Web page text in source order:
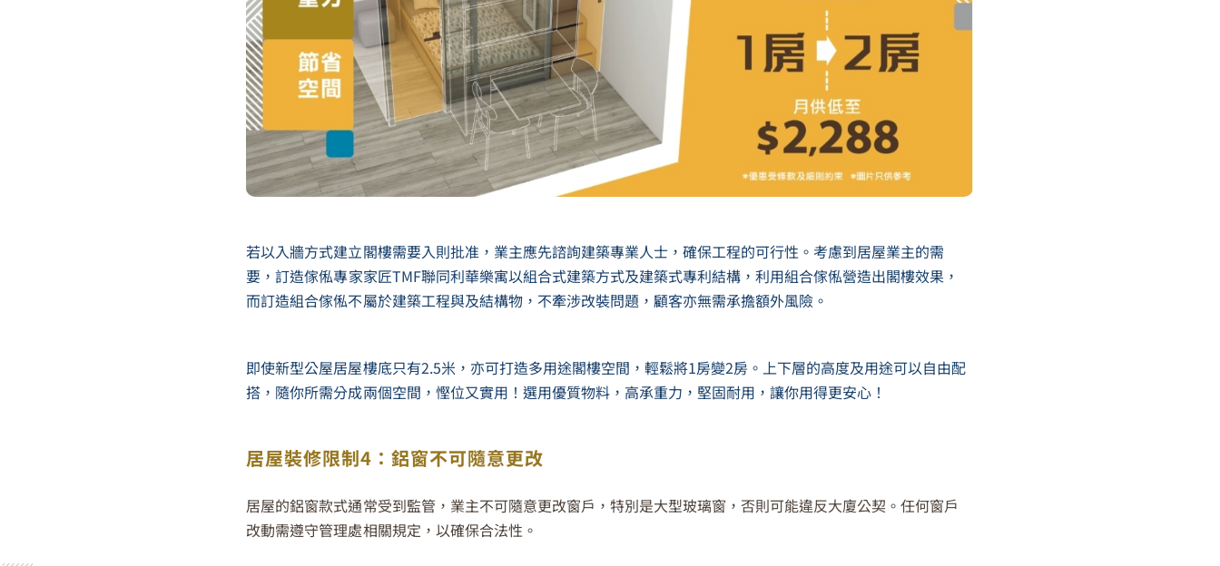
若以入牆方式建立閣樓需要入則批准，業主應先諮詢建築專業人士，確保工程的可行性。考慮到居屋業主的需
要，訂造傢俬專家家匠TMF聯同利華樂寓以組合式建築方式及建築式專利結構，利用組合傢俬營造出閣樓效果，
而訂造組合傢俬不屬於建築工程與及結構物，不牽涉改裝問題，顧客亦無需承擔額外風險。
即使新型公屋居屋樓底只有2.5米，亦可打造多用途閣樓空間，輕鬆將1房變2房。上下層的高度及用途可以自由配
搭，隨你所需分成兩個空間，慳位又實用！選用優質物料，高承重力，堅固耐用，讓你用得更安心！
居屋裝修限制4：鋁窗不可隨意更改
居屋的鋁窗款式通常受到監管，業主不可隨意更改窗戶，特別是大型玻璃窗，否則可能違反大廈公契。任何窗戶
改動需遵守管理處相關規定，以確保合法性。